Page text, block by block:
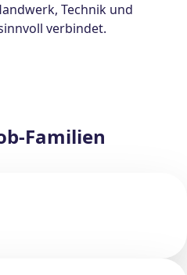
Technik und
verbindet.
Familien